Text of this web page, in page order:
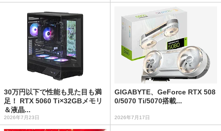
30万円以下で性能も見た目も満
足！ RTX 5060 Ti×32GBメモリ
＆液晶...
2026年7月23日
GIGABYTE、GeForce RTX 508
0/5070 Ti/5070搭載...
2026年7月17日